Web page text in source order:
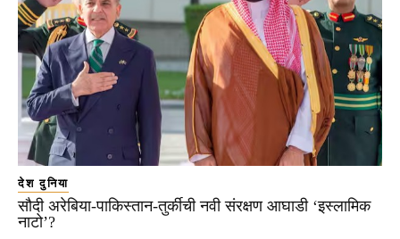
देश दुनिया
सौदी अरेबिया-पाकिस्तान-तुर्कीची नवी संरक्षण आघाडी ‘इस्लामिक
नाटो’?